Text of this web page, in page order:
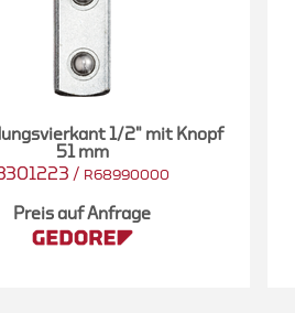
1/2" mit Knopf
51 mm
/ R68990000
Preis auf Anfrage